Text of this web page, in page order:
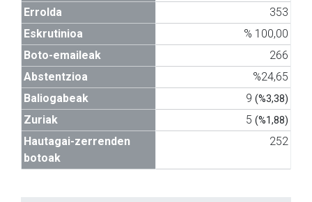
Errolda
353
Eskrutinioa
% 100,00
Boto-emaileak
266
Abstentzioa
%24,65
Baliogabeak
9 (%3,38)
Zuriak 5 (%1,88)
Hautagai-zerrenden
botoak
252